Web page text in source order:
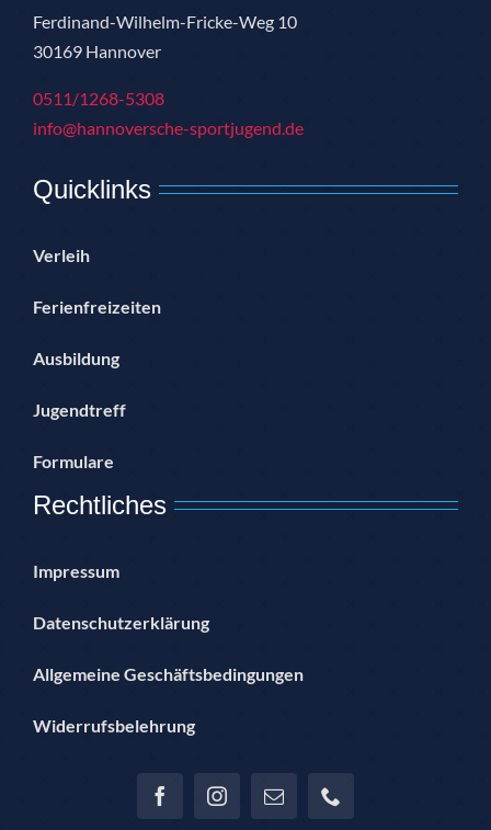
Ferdinand-Wilhelm-Fricke-Weg 10
30169 Hannover
0511/1268-5308
info@hannoversche-sportjugend.de
Quicklinks
Verleih
Ferienfreizeiten
Ausbildung
Jugendtreff
Formulare
Rechtliches
Impressum
Datenschutzerklärung
Allgemeine Geschäftsbedingungen
Widerrufsbelehrung